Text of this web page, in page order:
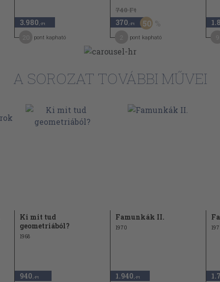
56
61
3.980 ,-Ft
pont kapható
740 Ft
370 ,-Ft 50
pont kapható
A SOROZAT TOVÁBBI MŰVEI
Ki mit tud
geometriából?
1968
940 ,-Ft
Famunkák II.
1970
1.940 ,-Ft